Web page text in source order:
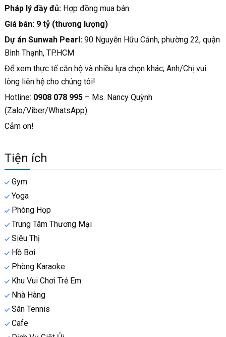
Pháp lý đầy đủ:Hợp đồng mua bán
Giá bán: 9 tỷ (thương lượng)
Dự án Sunwah Pearl: 90 Nguyễn Hữu Cảnh, phường 22, quận
Bình Thạnh, TP.HCM
Để xem thực tế căn hộ và nhiều lựa chọn khác; Anh/Chị vui
lòng liên hệ cho chúng tôi!
Hotline: 0908 078 995– Ms. Nancy Quỳnh
(Zalo/Viber/WhatsApp)
Cảm ơn!
Tiện ích
Gym
Yoga
Phòng Họp
Trung Tâm Thương Mại
Siêu Thị
Hồ Bơi
Phòng Karaoke
Khu Vui Chơi Trẻ Em
Nhà Hàng
Sân Tennis
Cafe